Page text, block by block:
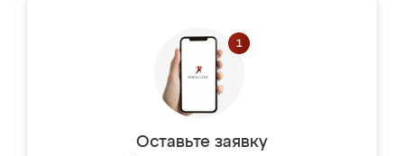
Оставьте заявку